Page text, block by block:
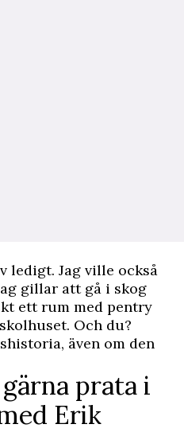
ledigt. Jag ville också
gillar att gå i skog
ett rum med pentry
Och du?
även om den
prata i
Erik